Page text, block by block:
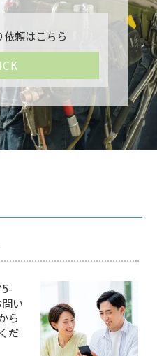
依頼はこちら
い
ら
だ